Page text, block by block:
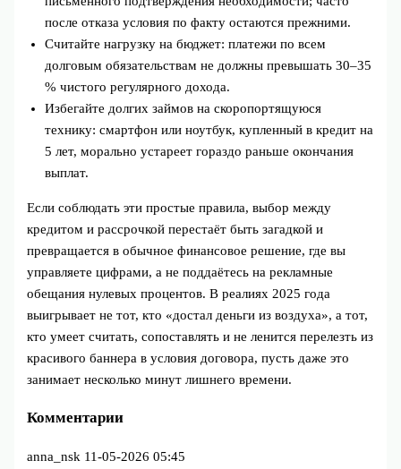
после отказа условия по факту остаются прежними.
Считайте нагрузку на бюджет: платежи по всем
долговым обязательствам не должны превышать 30–35
% чистого регулярного дохода.
Избегайте долгих займов на скоропортящуюся
технику: смартфон или ноутбук, купленный в кредит на
5 лет, морально устареет гораздо раньше окончания
выплат.
Если соблюдать эти простые правила, выбор между
кредитом и рассрочкой перестаёт быть загадкой и
превращается в обычное финансовое решение, где вы
управляете цифрами, а не поддаётесь на рекламные
обещания нулевых процентов. В реалиях 2025 года
выигрывает не тот, кто «достал деньги из воздуха», а тот,
кто умеет считать, сопоставлять и не ленится перелезть из
красивого баннера в условия договора, пусть даже это
занимает несколько минут лишнего времени.
Комментарии
anna_nsk 11-05-2026 05:45